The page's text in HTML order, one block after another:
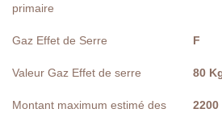
primaire
Gaz Effet de Serre F
Valeur Gaz Effet de serre 80
Montant maximum estimé des
2200